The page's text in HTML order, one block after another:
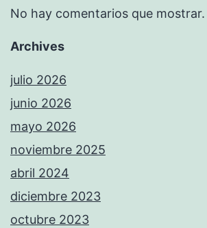
No hay comentarios que mostrar.
Archives
julio 2026
junio 2026
mayo 2026
noviembre 2025
abril 2024
diciembre 2023
octubre 2023